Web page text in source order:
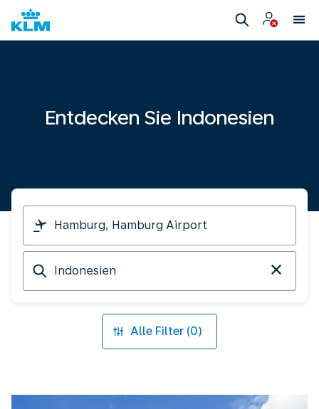
Entdecken Sie Indonesien
Ich
reise
von
Ankunft
Alle Filter (0)